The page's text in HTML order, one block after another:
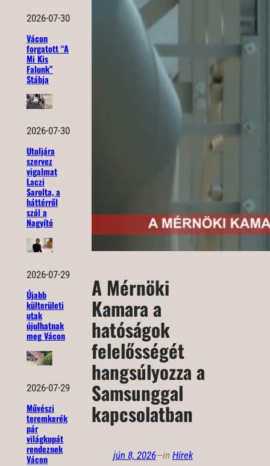
2026-07-30
Vácon
forgatott “A
Mi Kis
Falunk”
Stábja
2026-07-30
Utoljára
szervez
vigalmat
Laczi
Sarolta, a
háttérről
szól a
Nagyító
2026-07-29
Újabb
külterületi
utak
újulhatnak
meg Vácon
2026-07-29
Művészi
teremkerék
pár
világkupát
rendeznek
Vácon
A Mérnöki
Kamara a
hatóságok
felelősségét
hangsúlyozza a
Samsunggal
kapcsolatban
jún 8, 2026—in Hírek